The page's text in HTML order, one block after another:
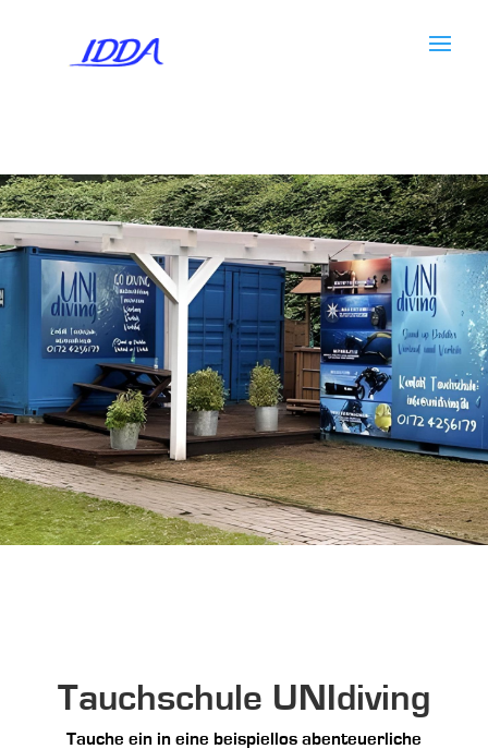
Tauchschule UNIdiving
Tauche ein in eine beispiellos abenteuerliche